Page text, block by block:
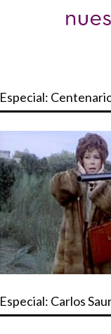
Especial:
Especial: Carlos